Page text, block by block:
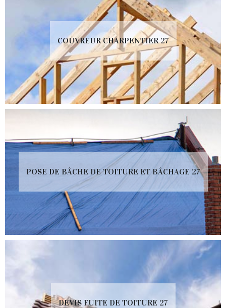
COUVREUR CHARPENTIER 27
POSE DE BÂCHE DE TOITURE ET BÂCHAGE 27
DEVIS FUITE DE TOITURE 27